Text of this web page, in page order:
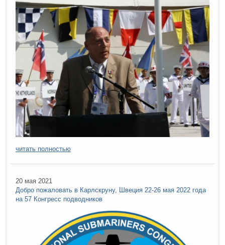
читать полностью
20 мая 2021
Добро пожаловать в Карлскруну, Швеция 22-26 мая 2022 года
на 57 Конгресс подводников